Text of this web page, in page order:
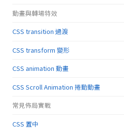
動畫與轉場特效
CSS transition 過渡
CSS transform 變形
CSS animation 動畫
CSS Scroll Animation 捲動動畫
常見佈局實戰
CSS 置中